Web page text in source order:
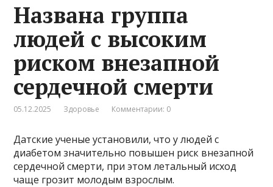
Названа группа
людей с высоким
риском внезапной
сердечной смерти
05.12.2025 Здоровье Комментарии: 0
Датские ученые установили, что у людей с
диабетом значительно повышен риск внезапной
сердечной смерти, при этом летальный исход
чаще грозит молодым взрослым.